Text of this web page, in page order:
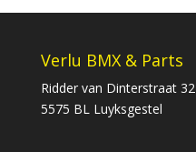
Verlu BMX & Parts
Ridder van Dinterstraat 32
5575 BL Luyksgestel